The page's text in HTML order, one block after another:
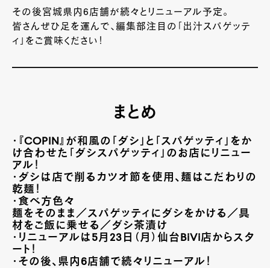
その後宮城県内6店舗が続々とリニューアル予定。
皆さんぜひ足を運んで、編集部注目の「出汁スパゲッテ
ィ」をご賞味ください！
まとめ
・『COPIN』が和風の「ダシ」と「スパゲッティ」をか
け合わせた「ダシスパゲッティ」のお店にリニュー
アル！
・ダシは店で削るカツオ節を使用、麺はこだわりの
乾麺！
・食べ方色々
麺をそのまま／スパゲッティにダシをかける／具
材をご飯に乗せる／ダシ茶漬け
・リニューアルは5月23日（月）仙台BiVi店からスタ
ート！
・その後、県内6店舗で続々リニューアル！